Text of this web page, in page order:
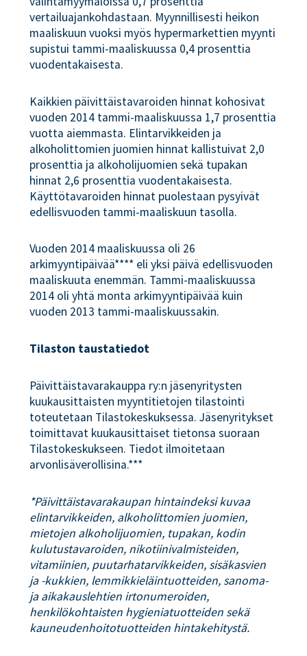
vertailuajankohdastaan. Myynnillisesti heikon
maaliskuun vuoksi myös hypermarkettien myynti
supistui tammi-maaliskuussa 0,4 prosenttia
vuodentakaisesta.
Kaikkien päivittäistavaroiden hinnat kohosivat
vuoden 2014 tammi-maaliskuussa 1,7 prosenttia
vuotta aiemmasta. Elintarvikkeiden ja
alkoholittomien juomien hinnat kallistuivat 2,0
prosenttia ja alkoholijuomien sekä tupakan
hinnat 2,6 prosenttia vuodentakaisesta.
Käyttötavaroiden hinnat puolestaan pysyivät
edellisvuoden tammi-maaliskuun tasolla.
Vuoden 2014 maaliskuussa oli 26
arkimyyntipäivää**** eli yksi päivä edellisvuoden
maaliskuuta enemmän. Tammi-maaliskuussa
2014 oli yhtä monta arkimyyntipäivää kuin
vuoden 2013 tammi-maaliskuussakin.
Tilaston taustatiedot
Päivittäistavarakauppa ry:n jäsenyritysten
kuukausittaisten myyntitietojen tilastointi
toteutetaan Tilastokeskuksessa. Jäsenyritykset
toimittavat kuukausittaiset tietonsa suoraan
Tilastokeskukseen. Tiedot ilmoitetaan
arvonlisäverollisina.***
*Päivittäistavarakaupan hintaindeksi kuvaa
elintarvikkeiden, alkoholittomien juomien,
mietojen alkoholijuomien, tupakan, kodin
kulutustavaroiden, nikotiinivalmisteiden,
vitamiinien, puutarhatarvikkeiden, sisäkasvien
ja -kukkien, lemmikkieläintuotteiden, sanoma-
ja aikakauslehtien irtonumeroiden,
henkilökohtaisten hygieniatuotteiden sekä
kauneudenhoitotuotteiden hintakehitystä.